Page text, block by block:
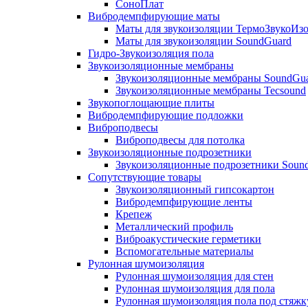
СоноПлат
Вибродемпфирующие маты
Маты для звукоизоляции
Маты для звукоизоляции SoundGuard
Гидро-Звукоизоляция пола
Звукоизоляционные мембраны
Звукоизоляционные мембраны
Звукоизоляционные мембраны Tecsound
Звукопоглощающие плиты
Вибродемпфирующие подложки
Виброподвесы
Виброподвесы для потолка
Звукоизоляционные подрозетники
Звукоизоляционные подрозетники
Сопутствующие товары
Звукоизоляционный гипсокартон
Вибродемпфирующие ленты
Крепеж
Металлический профиль
Виброакустические герметики
Вспомогательные материалы
Рулонная шумоизоляция
Рулонная шумоизоляция для стен
Рулонная шумоизоляция для пола
Рулонная шумоизоляция пола под